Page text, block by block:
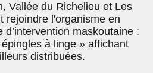
Vallée du Richelieu et Les
rejoindre l'organisme en
maskoutaine :
à linge » affichant
distribuées.